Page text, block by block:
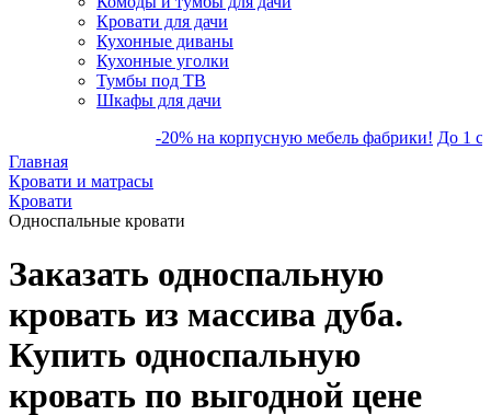
Кровати для дачи
Кухонные диваны
Кухонные уголки
Тумбы под ТВ
Шкафы для дачи
-20% на корпусную мебель фабрики! До 1
Главная
Кровати и матрасы
Кровати
Односпальные кровати
Заказать односпальную
кровать из массива дуба.
Купить односпальную
кровать по выгодной цене